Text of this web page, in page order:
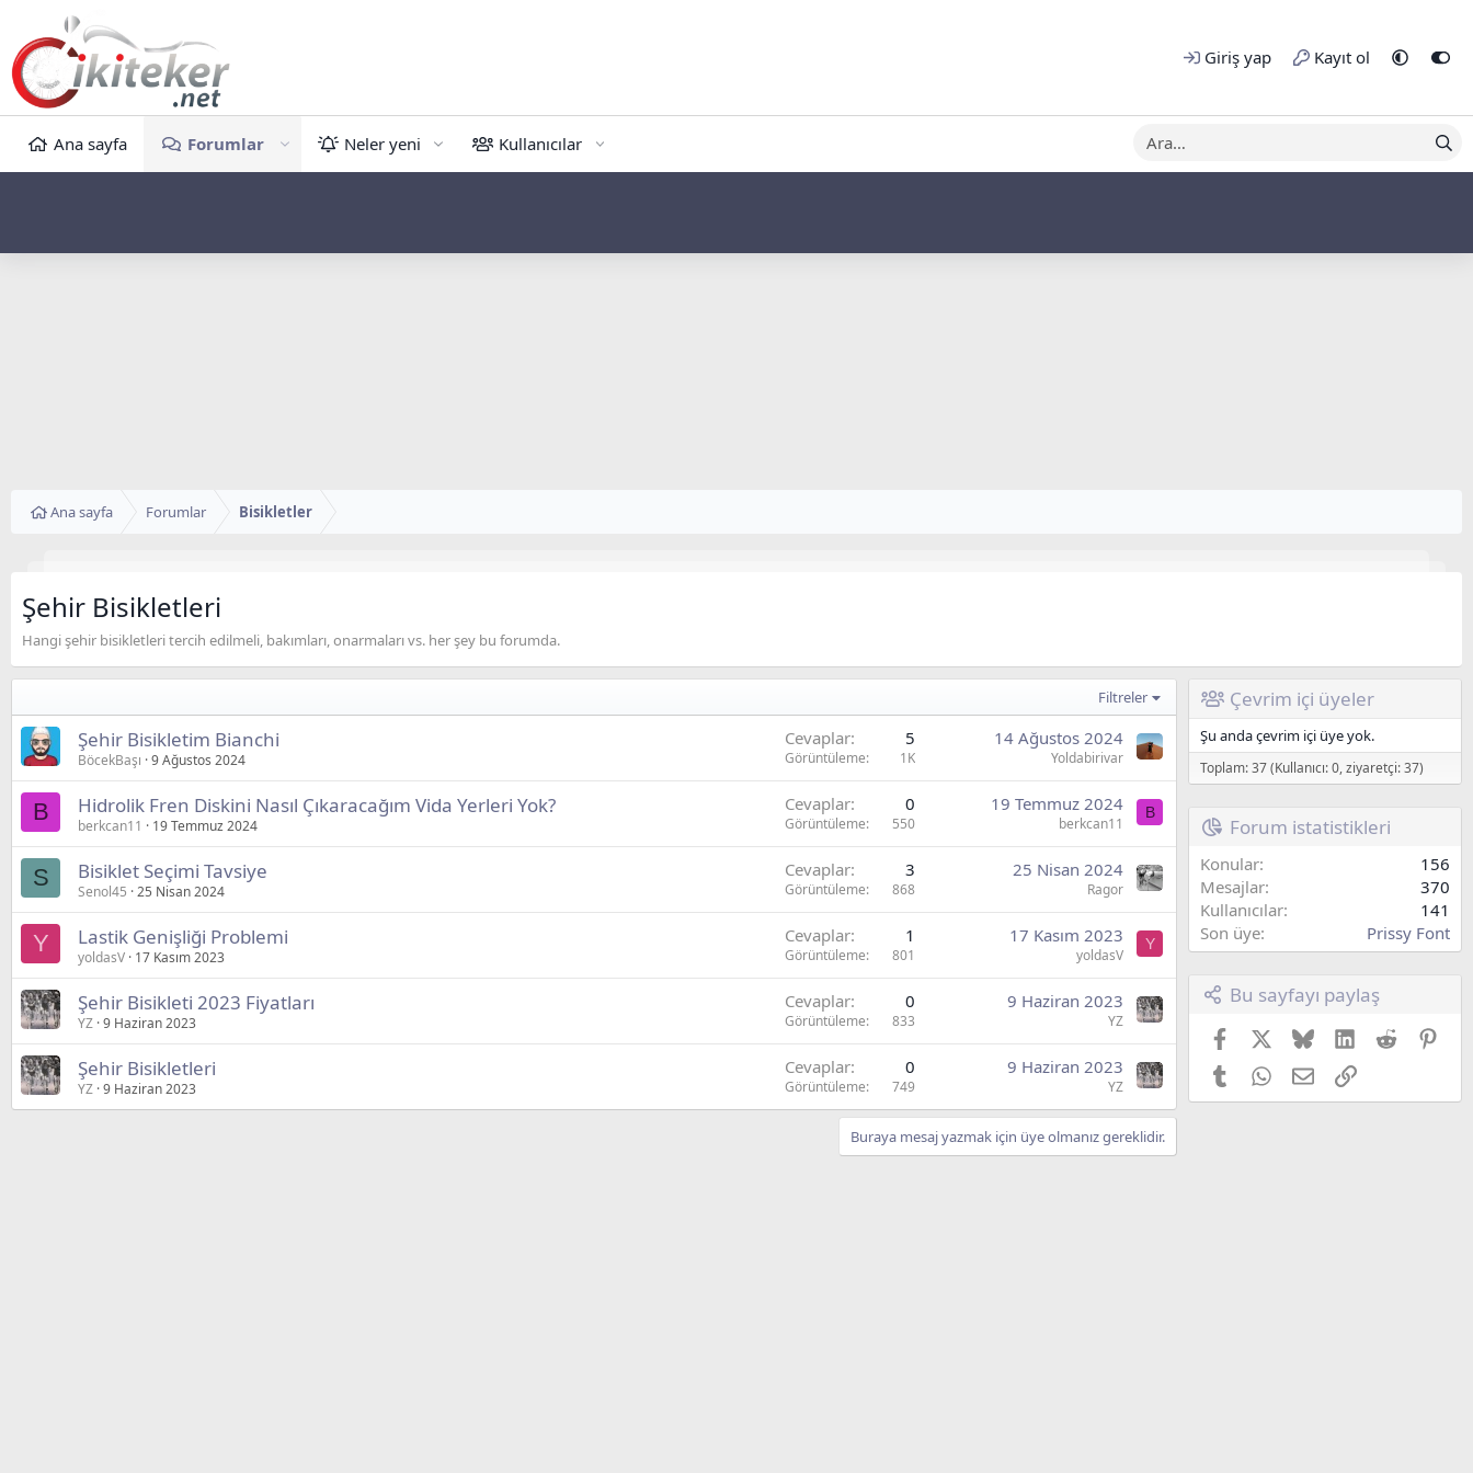
Giriş yap Kayıt ol
Ana sayfa Forumlar Neler yeni Kullanıcılar
Ana sayfa Forumlar Bisikletler
Şehir Bisikletleri
Hangi şehir bisikletleri tercih edilmeli, bakımları, onarmaları vs. her şey bu forumda.
Filtreler
Şehir Bisikletim Bianchi
BöcekBaşı 9 Ağustos 2024
Cevaplar 5
Görüntüleme 1K
14 Ağustos 2024
Yoldabirivar
B Hidrolik Fren Diskini Nasıl Çıkaracağım Vida Yerleri Yok?
berkcan11 19 Temmuz 2024
Cevaplar 0
Görüntüleme 550
19 Temmuz 2024
berkcan11
B
S Bisiklet Seçimi Tavsiye
Senol45 25 Nisan 2024
Cevaplar 3
Görüntüleme 868
25 Nisan 2024
Ragor
Y Lastik Genişliği Problemi
yoldasV 17 Kasım 2023
Cevaplar 1
Görüntüleme 801
17 Kasım 2023
yoldasV
Y
Şehir Bisikleti 2023 Fiyatları
YZ 9 Haziran 2023
Cevaplar 0
Görüntüleme 833
9 Haziran 2023
YZ
Şehir Bisikletleri
YZ 9 Haziran 2023
Cevaplar 0
Görüntüleme 749
9 Haziran 2023
YZ
Buraya mesaj yazmak için üye olmanız gereklidir.
Çevrim içi üyeler
Şu anda çevrim içi üye yok.
Toplam: 37 (Kullanıcı: 0, ziyaretçi: 37)
Forum istatistikleri
Konular
156
Mesajlar
370
Kullanıcılar
141
Son üye
Prissy Font
Bu sayfayı paylaş
FacebookX (Twitter)
BlueskyLinkedIn
Reddit
TumblrWhatsApp
E-postaLink